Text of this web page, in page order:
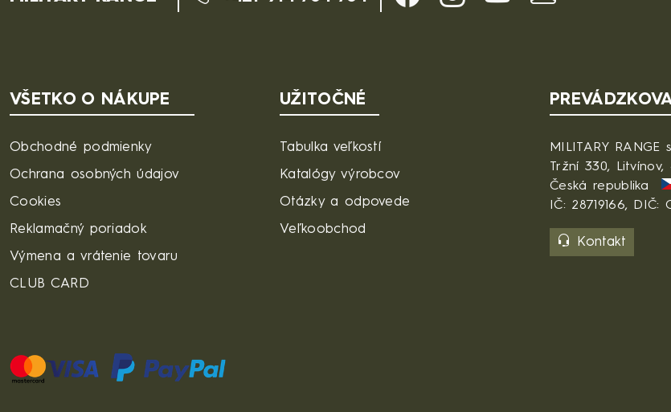
VŠETKO O NÁKUPE
Obchodné podmienky
Ochrana osobných údajov
Cookies
Reklamačný poriadok
Výmena a vrátenie tovaru
CLUB CARD
UŽITOČNÉ
Tabulka veľkostí
Katalógy výrobcov
Otázky a odpovede
Veľkoobchod
MILITARY RANGE
Tržní 330, Litvínov,
Česká republika
IČ: 28719166, DIČ:
Kontakt